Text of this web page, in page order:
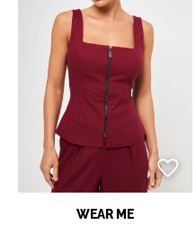
WEAR ME